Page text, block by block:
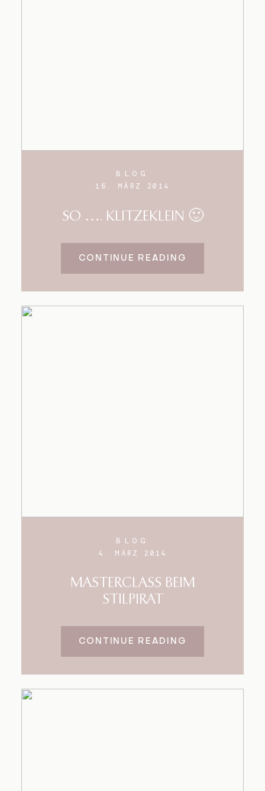
BLOG
16. MÄRZ 2014
SO …. KLITZEKLEIN 🙂
CONTINUE READING
BLOG
4. MÄRZ 2014
MASTERCLASS BEIM
STILPIRAT
CONTINUE READING